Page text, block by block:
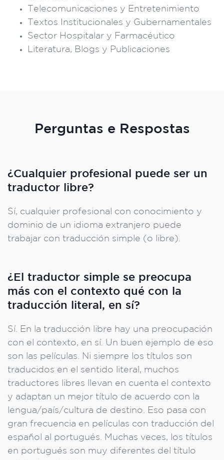
Telecomunicaciones y Entretenimiento
Textos Institucionales y Gubernamentales
Sector Hospitalar y Farmacéutico
Literatura, Blogs y Publicaciones
Perguntas e Respostas
¿Cualquier profesional puede ser un
traductor libre?
Sí, cualquier profesional con conocimiento y
dominio de un idioma extranjero puede
trabajar con traducción simple (o libre).
¿El traductor simple se preocupa
más con el contexto qué con la
traducción literal, en sí?
Sí. En la traducción libre hay una preocupación
con el contexto, en sí. Un buen ejemplo de eso
son las películas. Ni siempre los títulos son
traducidos en el sentido literal, muchos
traductores libres llevan en cuenta el contexto
y adaptan un mejor título de acuerdo con la
lengua/país/cultura de destino. Eso pasa con
gran frecuencia en películas con traducción del
español al portugués. Muchas veces, los títulos
en portugués son muy diferentes del título